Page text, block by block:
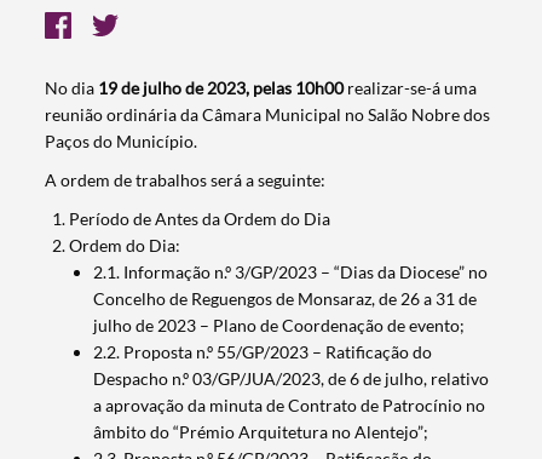
No dia 19 de julho de 2023, pelas 10h00realizar-se-á uma
reunião ordinária da Câmara Municipal no Salão Nobre dos
Paços do Município.
A ordem de trabalhos será a seguinte:
Período de Antes da Ordem do Dia
Ordem do Dia:
2.1. Informação n.º 3/GP/2023 – “Dias da Diocese” no
Concelho de Reguengos de Monsaraz, de 26 a 31 de
julho de 2023 – Plano de Coordenação de evento;
2.2. Proposta n.º 55/GP/2023 – Ratificação do
Despacho n.º 03/GP/JUA/2023, de 6 de julho, relativo
a aprovação da minuta de Contrato de Patrocínio no
âmbito do “Prémio Arquitetura no Alentejo”;